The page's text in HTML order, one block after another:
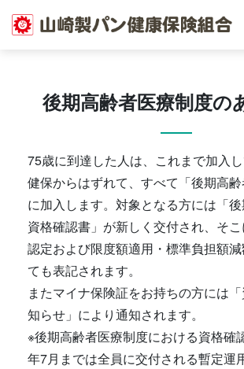
後期高齢者医療制度の
75歳に到達した人は、これまで加入
健保からはずれて、すべて「後期高齢
に加入します。対象となる方には「
資格確認書」が新しく交付され、そ
認定および限度額適用・標準負担額
ても表記されます。
またマイナ保険証をお持ちの方には
知らせ」により通知されます。
※後期高齢者医療制度における資格確
年7月までは全員に交付される暫定運